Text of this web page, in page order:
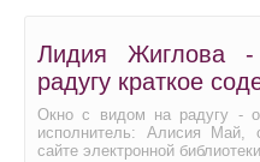
19
21
Лидия Жиглова
радугу краткое
Окно с видом на радугу -
исполнитель: Алисия Май,
сайте электронной